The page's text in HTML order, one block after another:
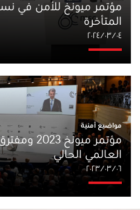
مؤتمر ميونخ للأمن في
المتأخرة
٠٤‏/٠٣‏/٢٠٢٤
مواضيع أمنية
مؤتمر
العالمي الحالي
٠٦‏/٠٣‏/٢٠٢٣